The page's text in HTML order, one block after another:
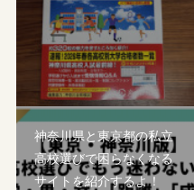
神奈川県と東京都の私立
高校選びで困らなくなる
サイトを紹介するよ！